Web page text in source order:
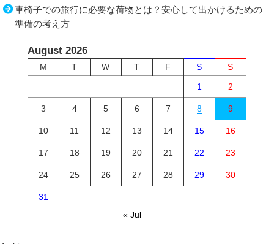
車椅子での旅行に必要な荷物とは？安心して出かけるための
準備の考え方
August 2026
M T W T F S
S
1
2
3 4 5 6 7 8 9
10 11 12 13 14 15 16
17 18 19 20 21 22 23
24 25 26 27 28 29 30
31
« Jul